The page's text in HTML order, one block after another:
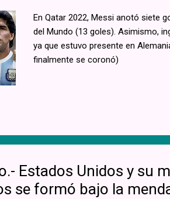
En Qatar 2022, Messi anotó siete
del Mundo (13 goles). Asimismo,
ya que estuvo presente en
finalmente se coronó)
Estados Unidos y su
se formó bajo la